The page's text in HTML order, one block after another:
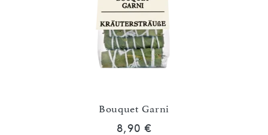
Bouquet Garni
8,90 €